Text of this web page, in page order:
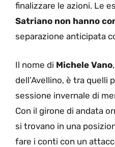
finalizzare le azioni. Le
Satriano non hanno
separazione anticipata
Il nome di Michele Vano
dell’Avellino, è tra quelli
sessione invernale di
Con il girone di andata
si trovano in una
fare i conti con un